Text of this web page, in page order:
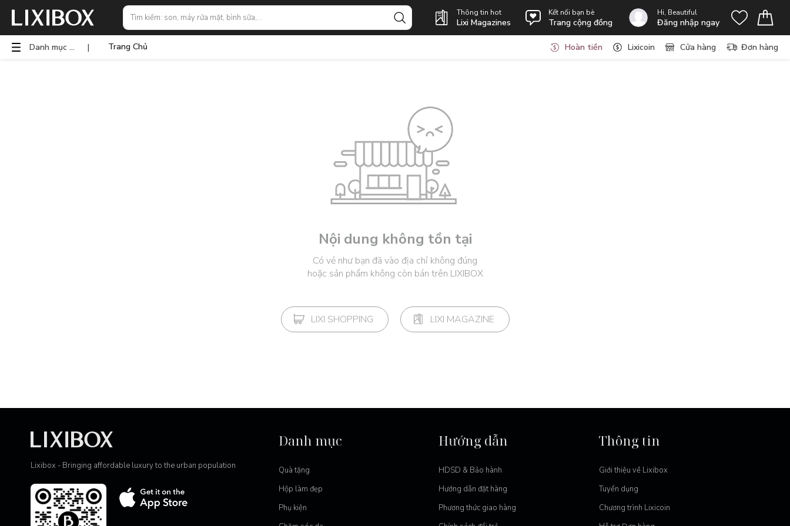
Thông tin hot
Lixi Magazines
Kết nối bạn bè
Trang cộng đồng
Hi, Beautiful
Đăng nhập ngay
Danh mục sản phẩm | Trang Chủ Hoàn tiền Lixicoin Cửa hàng Đơn hàng
Nội dung không tồn tại
Có vẻ như bạn đã vào địa chỉ không đúng
hoặc sản phẩm không còn bán trên LIXIBOX
LIXI SHOPPING LIXI MAGAZINE
Lixibox - Bringing affordable luxury to the urban population
Danh mục
Quà tặng
Hộp làm đẹp
Phụ kiện
Hướng dẫn
HDSD & Bảo hành
Hướng dẫn đặt hàng
Phương thức giao hàng
Thông tin
Giới thiệu về Lixibox
Tuyển dụng
Chương trình Lixicoin